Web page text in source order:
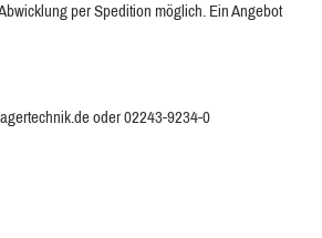
per Spedition möglich. Ein Angebot
oder 02243-9234-0